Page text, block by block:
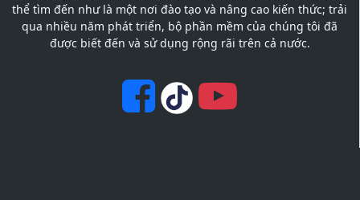
thể tìm đến như là một nơi đào tạo và nâng cao kiến thức; trải
qua nhiều năm phát triển, bộ phần mềm của chúng tôi đã
được biết đến và sử dụng rộng rãi trên cả nước.